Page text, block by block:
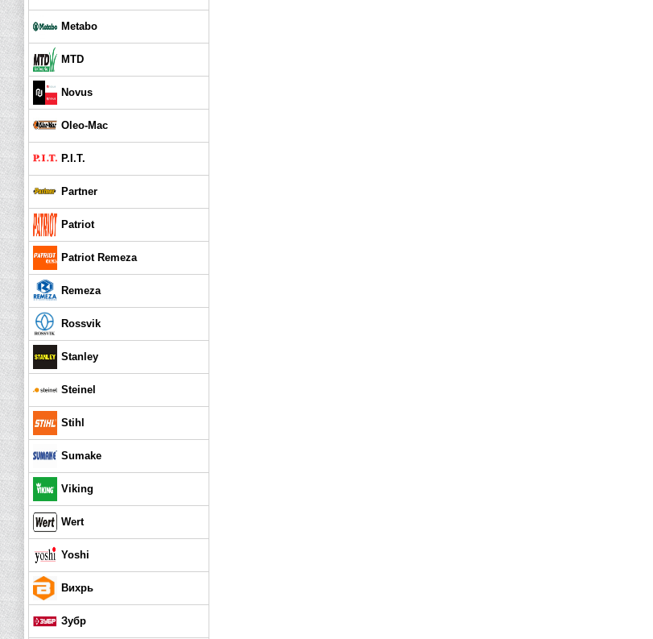
Metabo
MTD
Novus
Oleo-Mac
P.I.T.
Partner
Patriot
Patriot Remeza
Remeza
Rossvik
Stanley
Steinel
Stihl
Sumake
Viking
Wert
Yoshi
Вихрь
Зубр